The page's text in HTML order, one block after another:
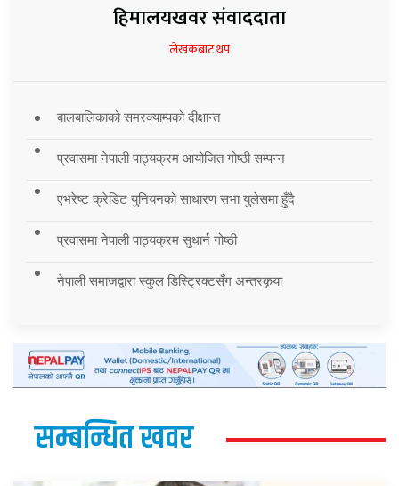
हिमालयखवर संवाददाता
लेखकबाट थप
बालबालिकाको समरक्याम्पको दीक्षान्त
प्रवासमा नेपाली पाठ्यक्रम आयोजित गोष्ठी सम्पन्न
एभरेष्ट क्रेडिट युनियनको साधारण सभा युलेसमा हुँदै
प्रवासमा नेपाली पाठ्यक्रम सुधार्न गोष्ठी
नेपाली समाजद्वारा स्कुल डिस्ट्रिक्टसँग अन्तरकृया
सम्बन्धित खवर